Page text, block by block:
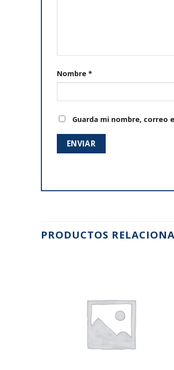
Nombre *
Guarda mi nombre, correo
PRODUCTOS